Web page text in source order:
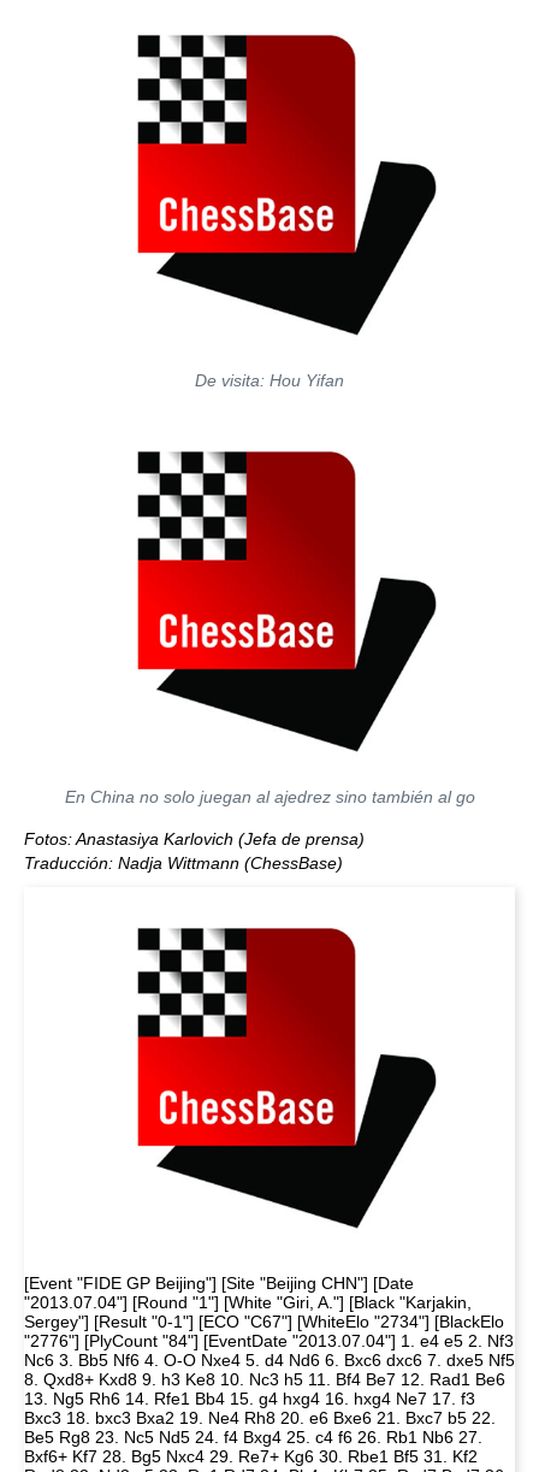
De visita: Hou Yifan
En China no solo juegan al ajedrez sino también al go
Fotos: Anastasiya Karlovich (Jefa de prensa)
Traducción: Nadja Wittmann (ChessBase)
[Event "FIDE GP Beijing"] [Site "Beijing CHN"] [Date "2013.07.04"] [Round "1"] [White "Giri, A."] [Black "Karjakin, Sergey"] [Result "0-1"] [ECO "C67"] [WhiteElo "2734"] [BlackElo "2776"] [PlyCount "84"] [EventDate "2013.07.04"] 1. e4 e5 2. Nf3 Nc6 3. Bb5 Nf6 4. O-O Nxe4 5. d4 Nd6 6. Bxc6 dxc6 7. dxe5 Nf5 8. Qxd8+ Kxd8 9. h3 Ke8 10. Nc3 h5 11. Bf4 Be7 12. Rad1 Be6 13. Ng5 Rh6 14. Rfe1 Bb4 15. g4 hxg4 16. hxg4 Ne7 17. f3 Bxc3 18. bxc3 Bxa2 19. Ne4 Rh8 20. e6 Bxe6 21. Bxc7 b5 22. Be5 Rg8 23. Nc5 Nd5 24. f4 Bxg4 25. c4 f6 26. Rb1 Nb6 27. Bxf6+ Kf7 28. Bg5 Nxc4 29. Re7+ Kg6 30. Rbe1 Bf5 31. Kf2 Rad8 32. Nd3 a5 33. Rg1 Rd7 34. Bh4+ Kh7 35. Rxd7 Bxd7 36. Ne5 Nxe5 37. fxe5 Re8 38. Re1 a4 39. Kf3 a3 40. Bf2 Rf8+ 41. Kg3 Be6 42. Bc5 Ra8 0-1 [Event "FIDE GP Beijing"] [Site "Beijing CHN"] [Date "2013.07.04"] [Round "1"] [White "Morozevich, A."] [Black "Wang Yue"] [Result "1/2-1/2"] [ECO "B21"] [WhiteElo "2736"] [BlackElo "2705"] [PlyCount "119"] [EventDate "2013.07.04"] 1. e4 c5 2. f4 d5 3. exd5 Qxd5 4. Nc3 Qd8 5. Nf3 Nf6 6. Ne5 e6 7. b3 Bd7 8. Bb2 Nc6 9. Bd3 Bd6 10. Qe2 O-O 11. O-O-O Nb4 12. Kb1 Nfd5 13. Rhf1 Nxd3 14. Qxd3 Bxe5 15. fxe5 Bc6 16. Ne4 Ne7 17. Nd6 Nc8 18. Qc3 Qg5 19. Nc4 Nb6 20. g3 Nxc4 21. Qxc4 Rac8 22. Qe2 b5 23. Rf4 c4 24. Ba3 Rfd8 25. Bd6 f5 26. bxc4 bxc4 27. Qxc4 Qg6 28. Qe2 Qe8 29. Rb4 Bd5 30. Rc1 a5 31. Rb2 Qa4 32. Qe3 h6 33. c3 Qe4+ 34. Qxe4 Bxe4+ 35. Ka1 Bd3 36. Re1 Rd7 37. Re3 Be4 38. Rb3 Rb7 39. Kb2 a4 40. Rb4 Rxb4+ 41. Bxb4 Kf7 42. Ka3 g5 43. c4 Kg6 44. d3 Bc6 45. Bc5 f4 46. gxf4 gxf4 47. Re1 Rd8 48. d4 Kf5 49. d5 exd5 50. e6 dxc4 51. e7 Rd5 52. Kb4 c3 53. Rc1 Rd3 54. Rxc3 Rxc3 55. Kxc3 Kg4 56. Kd2 Kh3 57. Bd6 f3 58. Ke1 Kg2 59. Bc5 Kxh2 60. Kf2 1/2-1/2 [Event "FIDE GP Beijing"] [Site "Beijing CHN"] [Date "2013.07.04"] [Round "1"] [White "Gelfand, B."] [Black "Topalov, V."] [Result "0-1"] [ECO "D97"] [WhiteElo "2773"] [BlackElo "2767"] [PlyCount "82"] [EventDate "2013.07.04"] 1. d4 Nf6 2. c4 g6 3. Nc3 d5 4. Nf3 Bg7 5. Qb3 dxc4 6. Qxc4 O-O 7. e4 Na6 8. Be2 c5 9. d5 e6 10. O-O exd5 11. exd5 Bf5 12. Bf4 Re8 13. Rad1 Ne4 14. Nb5 g5 15. Be3 h6 16. d6 Qd7 17. a3 Rad8 18. Qc1 Qe6 19. b4 cxb4 20. Nfd4 Qf6 21. Nxf5 Qxf5 22. Bxa7 Nc3 23. Nxc3 bxc3 24. Bd3 Qf6 25. Bxa6 bxa6 26. Bc5 Qf5 27. Bb6 Rd7 28. a4 Re2 29. Qa3 c2 30. Rc1 Bf8 31. Bc5 Re5 32. Bb4 a5 33. Bc3 Bxd6 34. Qb3 Re2 35. Qc4 Rde7 36. Qc6 R7e6 37. Qc8+ Bf8 38. Bb2 Qd3 39. g3 Rd2 40. Qc3 Qxc3 41. Bxc3 Rde2 0-1 [Event "FIDE GP Beijing"] [Site "Beijing CHN"] [Date "2013.07.04"] [Round "1"] [White "Leko, P."] [Black "Mamedyarov, S."] [Result "1/2-1/2"] [ECO "B90"] [WhiteElo "2737"] [BlackElo "2761"] [PlyCount "101"] [EventDate "2013.07.04"] 1. e4 c5 2. Nf3 d6 3. d4 cxd4 4. Nxd4 Nf6 5. Nc3 a6 6. h3 e5 7. Nde2 h5 8. g3 Be7 9. Bg2 b5 10. Nd5 Nbd7 11. Nec3 Bb7 12. Nxe7 Qxe7 13. Bg5 Qe6 14. O-O Rc8 15. Re1 b4 16. Na4 Rc4 17. f3 h4 18. g4 d5 19. b3 Rd4 20. Qxd4 exd4 21. exd5 Nxd5 22. Rxe6+ fxe6 23. Rd1 e5 24. f4 Ne3 25. Bxb7 Nxd1 26. Bc6 exf4 27. Nc5 O-O 28. Nxd7 Re8 29. Kf1 Re3 30. Bxf4 Rxh3 31. Ne5 Rc3 32. Bd5+ Kf8 33. Be4 Ne3+ 34. Ke2 h3 35. g5 a5 36. Nf3 Nxc2 37. Bd2 Rc7 38. Kd3 Ne3 39. Bxe3 dxe3 40. Kxe3 Ke7 41. Bf5 Rc3+ 42. Kf4 a4 43. bxa4 Ra3 44. Bxh3 Rxa4 45. Ke3 Rxa2 46. Bf5 b3 47. Nd2 Ra5 48. Bd3 Rxg5 49. Nxb3 Rg3+ 50. Kd4 Rxd3+ 51. Kxd3 1/2-1/2 [Event "FIDE GP Beijing"] [Site "Beijing CHN"] [Date "2013.07.04"] [Round "1"] [White "Kamsky, G."] [Black "Grischuk, A."] [Result "0-1"] [ECO "B30"] [WhiteElo "2763"] [BlackElo "2780"] [PlyCount "77"] [EventDate "2013.07.04"] 1. e4 c5 2. Nf3 Nc6 3. Bb5 e6 4. O-O Nge7 5. Ba4 a6 6. c4 Ng6 7. d4 cxd4 8. Nxd4 Qc7 9. Be3 Bd6 10. g3 Nxd4 11. Qxd4 Be5 12. Qd2 Qxc4 13. Bc2 Qc7 14. Bb3 O-O 15. f4 Bf6 16. e5 Be7 17. Nc3 b5 18. Rac1 Qb8 19. Ne4 Bb7 20. Nd6 Bxd6 21. exd6 Rc8 22. h4 h6 23. Rxc8+ Qxc8 24. Rc1 Bc6 25. Rc5 Qe8 26. Bd4 a5 27. a3 Qb8 28. Be3 Qe8 29. Qd4 Nf8 30. Bd2 Nh7 31. f5 Bd5 32. Bc2 b4 33. g4 Qd8 34. fxe6 dxe6 35. g5 hxg5 36. hxg5 Qxd6 37. Bf4 Qa6 38. Kf2 Rc8 39. axb4 0-1 [Event "FIDE GP Beijing"] [Site "Beijing CHN"] [Date "2013.07.04"] [Round "1"] [White "Ivanchuk, V."] [Black "Wang Hao"] [Result "1/2-1/2"] [ECO "D40"] [WhiteElo "2733"] [BlackElo "2752"] [PlyCount "55"] [EventDate "2013.07.04"] 1. d4 Nf6 2. c4 e6 3. Nf3 d5 4. Nc3 c5 5. e3 dxc4 6. Bxc4 a6 7. a4 Nc6 8. O-O Be7 9. Qe2 cxd4 10. Rd1 e5 11. exd4 exd4 12. Nxd4 Nxd4 13. Qe5 Qd6 14. Qxd6 Bxd6 15. Rxd4 Bc5 16. Rd1 O-O 17. Bf4 Bg4 18. Re1 Rac8 19. Nd5 Rfd8 20. Nxf6+ gxf6 21. b3 Kg7 22. h3 Bf5 23. Rad1 Bb4 24. Rxd8 Rxd8 25. Rc1 Ba3 26. Re1 Bb4 27. Rc1 Ba3 28. Re1 1/2-1/2 [Event "FIDE GP Beijing"] [Site "Beijing CHN"] [Date "2013.07.05"] [Round "2"] [White "Karjakin, Sergey"] [Black "Wang Hao"] [Result "1-0"] [ECO "B09"] [WhiteElo "2776"] [BlackElo "2752"] [PlyCount "59"] [EventDate "2013.07.04"] 1. e4 d6 2. d4 Nf6 3. Nc3 g6 4. f4 Bg7 5. Bd3 e5 6. dxe5 dxe5 7. Nf3 exf4 8. Bxf4 O-O 9. Qd2 Nc6 10. O-O-O Be6 11. h3 Nd7 12. Bg5 Bf6 13. h4 h5 14. Qf4 Bxg5 15. hxg5 Qe7 16. Bb5 Nb6 17. Bxc6 bxc6 18. Ne5 Nc4 19. Nxc4 Bxc4 20. g4 Rab8 21. gxh5 Qb4 22. Rd4 Qxb2+ 23. Kd2 Rfd8 24. Qf6 Rxd4+ 25. Qxd4 Qb6 26. Qxc4 Rd8+ 27. Kc1 Rd4 28. Qe2 Qc5 29. Nb1 Qxg5+ 30. Nd2 1-0 [Event "FIDE GP Beijing"] [Site "Beijing CHN"] [Date "2013.07.05"] [Round "2"] [White "Grischuk, A."] [Black "Ivanchuk, V."] [Result "1/2-1/2"] [ECO "B42"] [WhiteElo "2780"] [BlackElo "2733"] [PlyCount "79"] [EventDate "2013.07.04"] 1. e4 c5 2. Nf3 e6 3. d4 cxd4 4. Nxd4 a6 5. Bd3 Nf6 6. O-O Qc7 7. Qe2 d6 8. c4 g6 9. Nc3 Bg7 10. Nf3 O-O 11. Bf4 Nh5 12. Be3 Bxc3 13. bxc3 e5 14. Rfd1 Bg4 15. h3 Bxf3 16. Qxf3 Nd7 17. Bf1 Rad8 18. Bg5 f6 19. Bh6 Ng7 20. Rd2 Nc5 21. Rad1 Qc6 22. Rd5 Rf7 23. Qe3 Nge6 24. g3 Rfd7 25. Bg2 Na4 26. Qf3 Kf7 27. h4 Ke7 28. c5 Naxc5 29. h5 Qa4 30. Be3 b6 31. Qg4 Rg8 32. hxg6 hxg6 33. Bf3 Rdd8 34. Kg2 Rh8 35. Qxg6 Rdg8 36. Qf5 Ng7 37. Qg6 Ne8 38. Qf5 Ng7 39. Qg6 Ne8 40. Qf5 1/2-1/2 [Event "FIDE GP Beijing"] [Site "Beijing CHN"] [Date "2013.07.05"] [Round "2"] [White "Mamedyarov, S."] [Black "Kamsky, G."] [Result "1/2-1/2"] [ECO "D15"] [WhiteElo "2761"] [BlackElo "2763"] [PlyCount "71"] [EventDate "2013.07.04"] 1. d4 d5 2. c4 c6 3. Nc3 Nf6 4. Nf3 a6 5. e3 g6 6. Qb3 Bg7 7. Bd3 O-O 8. O-O e6 9. e4 dxe4 10. Nxe4 Nxe4 11. Bxe4 Qc7 12. c5 Nd7 13. Bg5 Re8 14. Rfe1 e5 15. Bd3 Nf8 16. Nxe5 Be6 17. Bc4 Bxc4 18. Qxc4 Bxe5 19. dxe5 Rxe5 20. Bf4 Rxe1+ 21. Rxe1 Qd7 22. h3 Re8 23. Rxe8 Qxe8 24. Qb4 Ne6 25. Bd6 Qd7 26. g4 f6 27. f4 Ng7 28. Kf2 h5 29. Kf3 Qf7 30. Kg3 Qd5 31. Qxb7 Qd3+ 32. Kg2 Qe2+ 33. Kg1 Qe1+ 34. Kg2 Qe2+ 35. Kg1 Qe1+ 36. Kg2 1/2-1/2 [Event "FIDE GP Beijing"] [Site "Beijing CHN"] [Date "2013.07.05"] [Round "2"] [White "Topalov, V."] [Black "Leko, P."] [Result "1/2-1/2"] [ECO "E15"] [WhiteElo "2767"] [BlackElo "2737"] [PlyCount "70"] [EventDate "2013.07.04"] 1. d4 Nf6 2. c4 e6 3. Nf3 b6 4. g3 Ba6 5. b3 Bb4+ 6. Bd2 Be7 7. Nc3 c6 8. e4 d5 9. Bd3 dxe4 10. Nxe4 Bb7 11. Qe2 Nbd7 12. Nxf6+ Nxf6 13. O-O c5 14. d5 exd5 15. Rfe1 dxc4 16. Bxc4 O-O 17. Rad1 Qd7 18. Ng5 Nd5 19. Qd3 Bxg5 20. Bxg5 f6 21. Bxf6 Rxf6 22. Bxd5+ Qxd5 23. Qxd5+ Bxd5 24. Rxd5 Kf8 25. Kf1 Re8 26. Red1 g6 27. h4 h5 28. Rd7 Re7 29. Rd8+ Kf7 30. Rc8 Rfe6 31. Rd3 Re8 32. Rc7+ R8e7 33. Rc8 Re8 34. Rc7+ R8e7 35. Rc8 Re8 1/2-1/2 [Event "FIDE GP Beijing"] [Site "Beijing CHN"] [Date "2013.07.05"] [Round "2"] [White "Wang Yue"] [Black "Gelfand, B."] [Result "1/2-1/2"] [ECO "D73"] [WhiteElo "2705"] [BlackElo "2773"] [PlyCount "43"] [EventDate "2013.07.04"] 1. g3 g6 2. Bg2 Bg7 3. d4 d5 4. Nf3 Nf6 5. c4 c6 6. cxd5 cxd5 7. Nc3 Ne4 8. Qb3 Nxc3 9. bxc3 O-O 10. Ba3 Nc6 11. Nd2 Be6 12. O-O Qd7 13. Rfe1 Rac8 14. Qb5 Rfd8 15. Rac1 b6 16. e3 Na5 17. Bf1 Qxb5 18. Bxb5 Kf8 19. Bb4 Nc6 20. Ba3 Na5 21. Bb4 Nc6 22. Ba3 1/2-1/2 [Event "FIDE GP Beijing"] [Site "Beijing CHN"] [Date "2013.07.05"] [Round "2"] [White "Giri, A."] [Black "Morozevich, A."] [Result "1/2-1/2"] [ECO "C11"] [WhiteElo "2734"] [BlackElo "2736"] [PlyCount "43"] [EventDate "2013.07.04"] 1. e4 e6 2. d4 d5 3. Nc3 Nf6 4. e5 Nfd7 5. f4 c5 6. Nf3 Be7 7. Be3 b6 8. Be2 O-O 9. O-O Nc6 10. Qd2 Bb7 11. Rad1 Rc8 12. Kh1 f6 13. dxc5 Nxc5 14. exf6 Bxf6 15. Nd4 Nxd4 16. Bxd4 Bxd4 17. Qxd4 Qf6 18. Kg1 Qg6 19. Bd3 Qf6 20. Be2 Qg6 21. Bd3 Qf6 22. Be2 1/2-1/2 [Event "FIDE GP Beijing"] [Site "Beijing CHN"] [Date "2013.07.06"] [Round "3"] [White "Morozevich, A."] [Black "Karjakin, Sergey"] [Result "0-1"] [ECO "E15"] [WhiteElo "2736"] [BlackElo "2776"] [PlyCount "70"] [EventDate "2013.07.04"] 1. Nf3 Nf6 2. c4 b6 3. d4 e6 4. g3 Ba6 5. Qb3 Nc6 6. Nbd2 Na5 7. Qc3 c5 8. dxc5 bxc5 9. e4 Bb7 10. Bd3 Nc6 11. e5 Ng4 12. O-O Qc7 13. Re1 Be7 14. h3 Nh6 15. Nb3 f5 16. Be3 Nd8 17. Be2 a5 18. a4 Nhf7 19. Nfd2 Nxe5 20. Bf4 Qc6 21. f3 Ng6 22. Qxg7 Nf7 23. Bd3 Bf8 24. Qc3 Nxf4 25. Bxf5 Rg8 26. Ne4 O-O-O 27. Bg4 h5 28. gxf4 hxg4 29. hxg4 Qc7 30. Nxa5 Ba8 31. Qd2 Bh6 32. b4 Bxf4 33. Qf2 Bxe4 34. Rxe4 Ng5 35. Qe2 Rh8 0-1 [Event "FIDE GP Beijing"] [Site "Beijing CHN"] [Date "2013.07.06"] [Round "3"] [White "Gelfand, B."] [Black "Giri, A."] [Result "0-1"] [ECO "A88"] [WhiteElo "2773"] [BlackElo "2734"] [PlyCount "74"] [EventDate "2013.07.04"] 1. d4 d6 2. Nf3 g6 3. c4 f5 4. Nc3 Nf6 5. g3 Bg7 6. Bg2 O-O 7. O-O c6 8. b3 Qa5 9. Bb2 e5 10. Qd2 Qc7 11. d5 e4 12. Nd4 Qe7 13. dxc6 bxc6 14. Rad1 Rd8 15. Nc2 d5 16. f3 Rd7 17. cxd5 cxd5 18. Nb5 Nc6 19. Rc1 Bb7 20. Ncd4 Nxd4 21. Bxd4 a6 22. Nc3 Rc8 23. Na4 Rdc7 24. Rxc7 Rxc7 25. Rc1 Ne8 26. Rxc7 Bxd4+ 27. Qxd4 Nxc7 28. Qb6 Ne6 29. fxe4 dxe4 30. e3 Qd7 31. Bf1 Ng5 32. Bc4+ Kg7 33. Qd4+ Qxd4 34. exd4 Nf3+ 35. Kf2 Nxd4 36. Nc5 Bc6 37. Nxa6 Kf6 0-1 [Event "FIDE GP Beijing"] [Site "Beijing CHN"] [Date "2013.07.06"] [Round "3"] [White "Leko, P."] [Black "Wang Yue"] [Result "1/2-1/2"] [ECO "D41"] [WhiteElo "2737"] [BlackElo "2705"] [PlyCount "118"] [EventDate "2013.07.04"] 1. d4 Nf6 2. c4 e6 3. Nf3 d5 4. Nc3 c5 5. cxd5 Nxd5 6. e4 Nxc3 7. bxc3 cxd4 8. cxd4 Bb4+ 9. Bd2 Bxd2+ 10. Qxd2 O-O 11. Bc4 Nd7 12. O-O b6 13. a4 Bb7 14. Rfe1 Rc8 15. Bd3 h6 16. a5 Qc7 17. axb6 axb6 18. h3 Rfd8 19. Ra3 Qd6 20. Qb2 Ra8 21. Rb3 Qf4 22. Rb4 Qd6 23. Bb1 Rdc8 24. Nd2 e5 25. dxe5 Qxe5 26. Rxb6 Ba6 27.